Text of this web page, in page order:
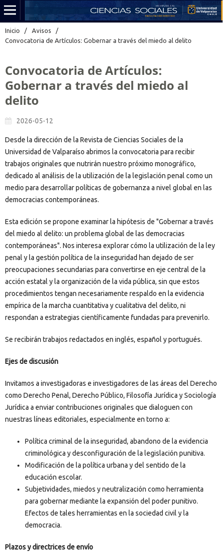
Inicio / Avisos
/
Convocatoria de Artículos: Gobernar a través del miedo al delito
Convocatoria de Artículos:
Gobernar a través del miedo al
delito
2026-05-12
Desde la dirección de la Revista de Ciencias Sociales de la
Universidad de Valparaíso abrimos la convocatoria para recibir
trabajos originales que nutrirán nuestro próximo monográfico,
dedicado al análisis de la utilización de la legislación penal como un
medio para desarrollar políticas de gobernanza a nivel global en las
democracias contemporáneas.
Esta edición se propone examinar la hipótesis de "Gobernar a través
del miedo al delito: un problema global de las democracias
contemporáneas". Nos interesa explorar cómo la utilización de la ley
penal y la gestión política de la inseguridad han dejado de ser
preocupaciones secundarias para convertirse en eje central de la
acción estatal y la organización de la vida pública, sin que estos
procedimientos tengan necesariamente respaldo en la evidencia
empírica de la marcha cuantitativa y cualitativa del delito, ni
respondan a estrategias científicamente fundadas para prevenirlo.
Se recibirán trabajos redactados en inglés, español y portugués.
Ejes de discusión
Invitamos a investigadoras e investigadores de las áreas del Derecho
como Derecho Penal, Derecho Público, Filosofía Jurídica y Sociología
Jurídica a enviar contribuciones originales que dialoguen con
nuestras líneas editoriales, especialmente en torno a:
Política criminal de la inseguridad, abandono de la evidencia
criminológica y desconfiguración de la legislación punitiva.
Modificación de la política urbana y del sentido de la
educación escolar.
Subjetividades, miedos y neutralización como herramienta
para gobernar mediante la expansión del poder punitivo.
Efectos de tales herramientas en la sociedad civil y la
democracia.
Plazos y directrices de envío